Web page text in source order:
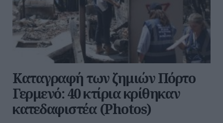
Καταγραφή των ζημιών Πόρτο
Γερμενό: 40 κτίρια κρίθηκαν
κατεδαφιστέα (Photos)